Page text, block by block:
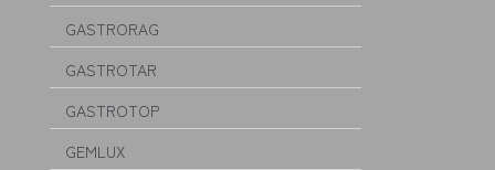
GASTRORAG
GASTROTAR
GASTROTOP
GEMLUX